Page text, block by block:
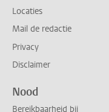
Locaties
Mail de redactie
Privacy
Disclaimer
Nood
Bereikbaarheid bij